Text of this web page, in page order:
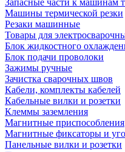
Запасные части к машинам
Машины термической резки
Резаки машинные
Товары для
Блок жидкостного
Блок подачи проволоки
Зажимы ручные
Зачистка сварочных швов
Кабели, комплекты кабелей
Кабельные вилки и розетки
Клеммы заземления
Магнитные приспособления
Магнитные фиксаторы и
Панельные вилки и розетки